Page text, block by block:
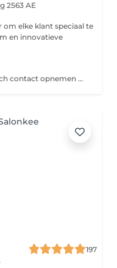
2563 AE
om elke klant speciaal te
en innovatieve
Graag voor meer informatie telefonisch contact opnemen met de salon
197